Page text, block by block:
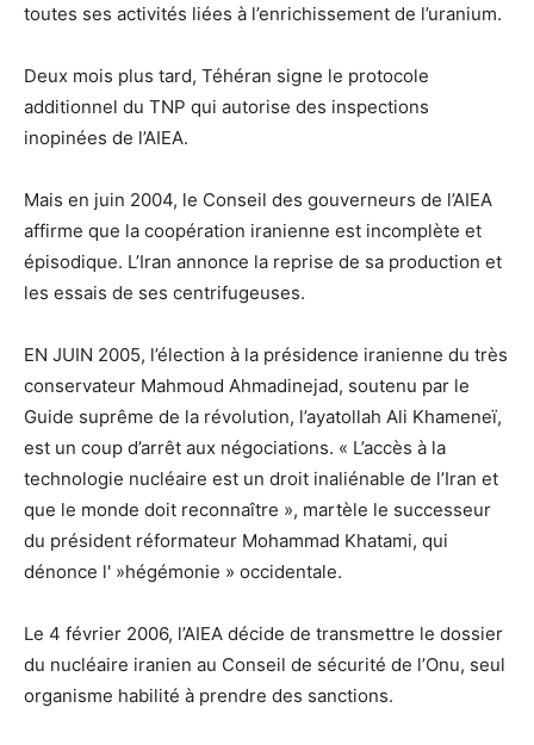
toutes ses activités liées à l’enrichissement de l’uranium.
Deux mois plus tard, Téhéran signe le protocole
additionnel du TNP qui autorise des inspections
inopinées de l’AIEA.
Mais en juin 2004, le Conseil des gouverneurs de l’AIEA
affirme que la coopération iranienne est incomplète et
épisodique. L’Iran annonce la reprise de sa production et
les essais de ses centrifugeuses.
EN JUIN 2005, l’élection à la présidence iranienne du très
conservateur Mahmoud Ahmadinejad, soutenu par le
Guide suprême de la révolution, l’ayatollah Ali Khameneï,
est un coup d’arrêt aux négociations. « L’accès à la
technologie nucléaire est un droit inaliénable de l’Iran et
que le monde doit reconnaître », martèle le successeur
du président réformateur Mohammad Khatami, qui
dénonce l' »hégémonie » occidentale.
Le 4 février 2006, l’AIEA décide de transmettre le dossier
du nucléaire iranien au Conseil de sécurité de l’Onu, seul
organisme habilité à prendre des sanctions.